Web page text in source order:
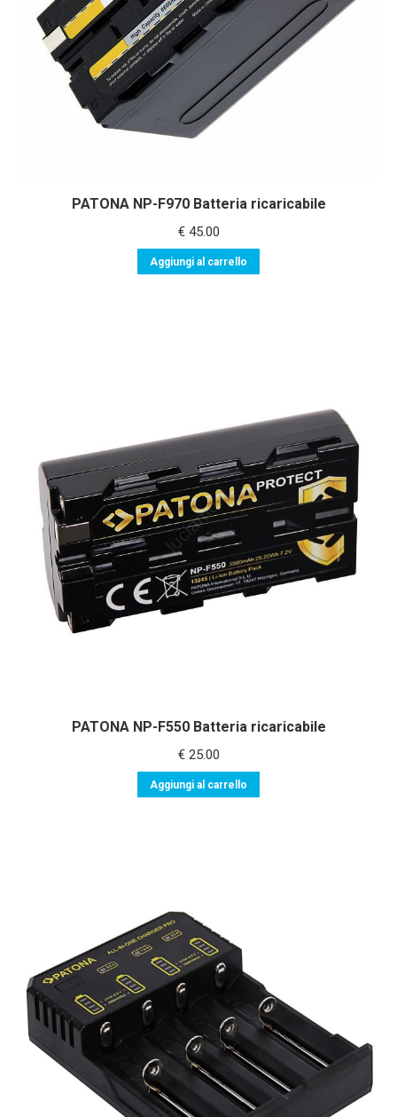
PATONA NP-F970 Batteria ricaricabile
€45.00
Aggiungi al carrello
PATONA NP-F550 Batteria ricaricabile
€25.00
Aggiungi al carrello